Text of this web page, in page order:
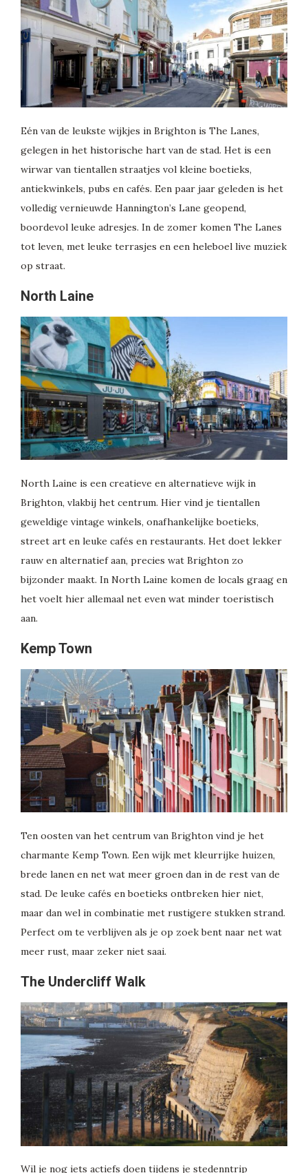
Eén van de leukste wijkjes in Brighton is The Lanes,
gelegen in het historische hart van de stad. Het is een
wirwar van tientallen straatjes vol kleine boetieks,
antiekwinkels, pubs en cafés. Een paar jaar geleden is het
volledig vernieuwde Hannington’s Lane geopend,
boordevol leuke adresjes. In de zomer komen The Lanes
tot leven, met leuke terrasjes en een heleboel live muziek
op straat.
North Laine
North Laine is een creatieve en alternatieve wijk in
Brighton, vlakbij het centrum. Hier vind je tientallen
geweldige vintage winkels, onafhankelijke boetieks,
street art en leuke cafés en restaurants. Het doet lekker
rauw en alternatief aan, precies wat Brighton zo
bijzonder maakt. In North Laine komen de locals graag en
het voelt hier allemaal net even wat minder toeristisch
aan.
Kemp Town
Ten oosten van het centrum van Brighton vind je het
charmante Kemp Town. Een wijk met kleurrijke huizen,
brede lanen en net wat meer groen dan in de rest van de
stad. De leuke cafés en boetieks ontbreken hier niet,
maar dan wel in combinatie met rustigere stukken strand.
Perfect om te verblijven als je op zoek bent naar net wat
meer rust, maar zeker niet saai.
The Undercliff Walk
Wil je nog iets actiefs doen tijdens je stedenntrip